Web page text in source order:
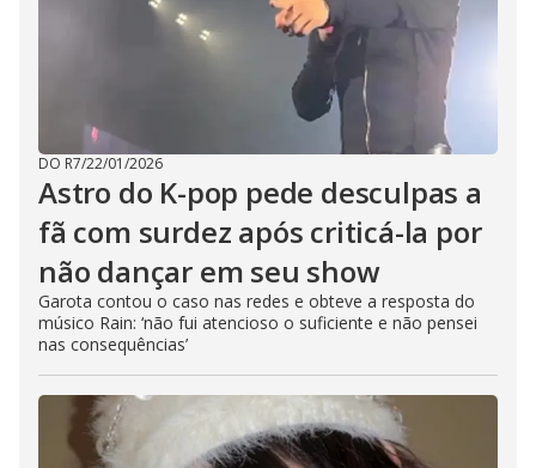
DO R7/22/01/2026
Astro do K-pop pede desculpas a
fã com surdez após criticá-la por
não dançar em seu show
Garota contou o caso nas redes e obteve a resposta do
músico Rain: ‘não fui atencioso o suficiente e não pensei
nas consequências’